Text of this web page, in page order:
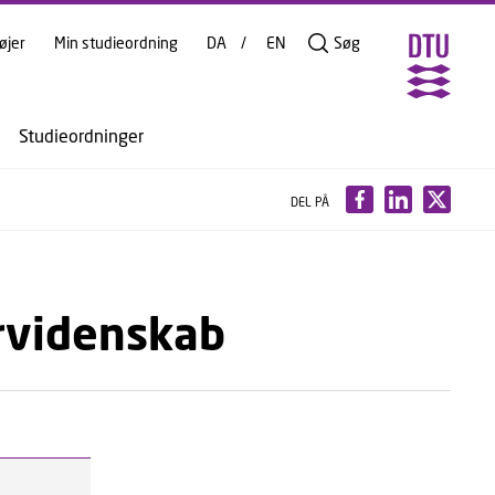
Studieordninger
Min studieordning DA EN Søg
DEL PÅ